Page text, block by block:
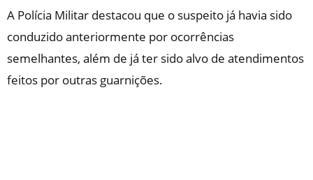
A Polícia Militar destacou que o suspeito já havia sido
conduzido anteriormente por ocorrências
semelhantes, além de já ter sido alvo de atendimentos
feitos por outras guarnições.